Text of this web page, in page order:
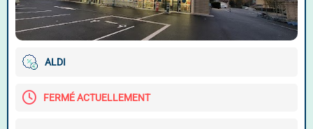
ALDI
FERMÉ ACTUELLEMENT